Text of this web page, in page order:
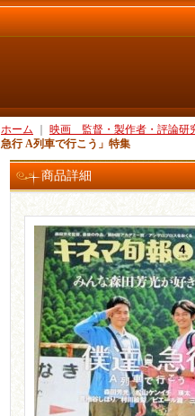
ホーム 映画 監督・製作者・評論研
急行 A列車で行こう」特集
商品詳細